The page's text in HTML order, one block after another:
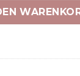
Menge